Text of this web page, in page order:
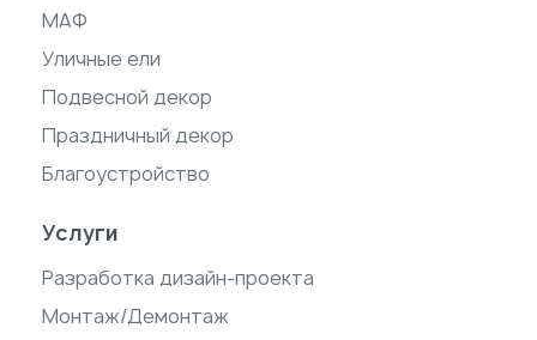
МАФ
Уличные ели
Подвесной декор
Праздничный декор
Благоустройство
Услуги
Разработка дизайн-проекта
Монтаж/Демонтаж